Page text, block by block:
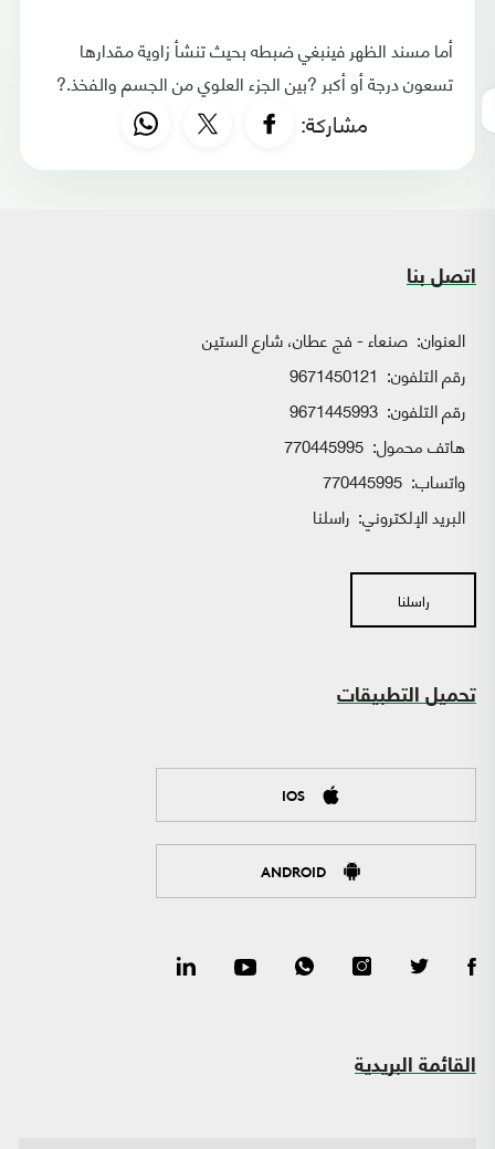
أما مسند الظهر فينبغي ضبطه بحيث تنشأ زاوية مقدارها
تسعون درجة أو أكبر ?بين الجزء العلوي من الجسم والفخذ.?
مشاركة:
اتصل بنا
العنوان: صنعاء - فج عطان، شارع الستين
رقم التلفون: 9671450121
رقم التلفون: 9671445993
هاتف محمول: 770445995
واتساب:
البريد الإلكتروني: راسلنا
راسلنا
تحميل التطبيقات
IOS
ANDROID
القائمة البريدية